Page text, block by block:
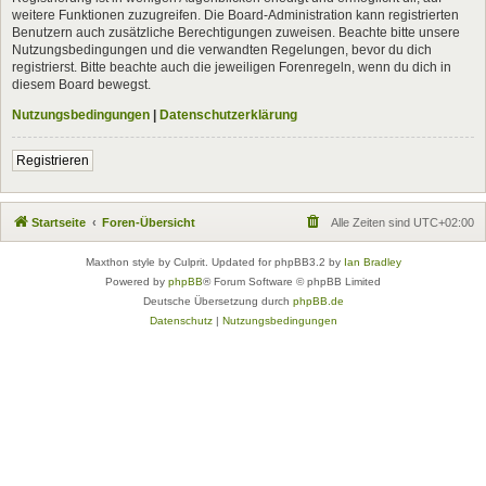
weitere Funktionen zuzugreifen. Die Board-Administration kann registrierten
Benutzern auch zusätzliche Berechtigungen zuweisen. Beachte bitte unsere
Nutzungsbedingungen und die verwandten Regelungen, bevor du dich
registrierst. Bitte beachte auch die jeweiligen Forenregeln, wenn du dich in
diesem Board bewegst.
Nutzungsbedingungen | Datenschutzerklärung
Registrieren
Startseite Foren-Übersicht Alle Zeiten sind UTC+02:00
Maxthon style by Culprit. Updated for phpBB3.2 by Ian Bradley
Powered by phpBB® Forum Software © phpBB Limited
Deutsche Übersetzung durch phpBB.de
Datenschutz| Nutzungsbedingungen